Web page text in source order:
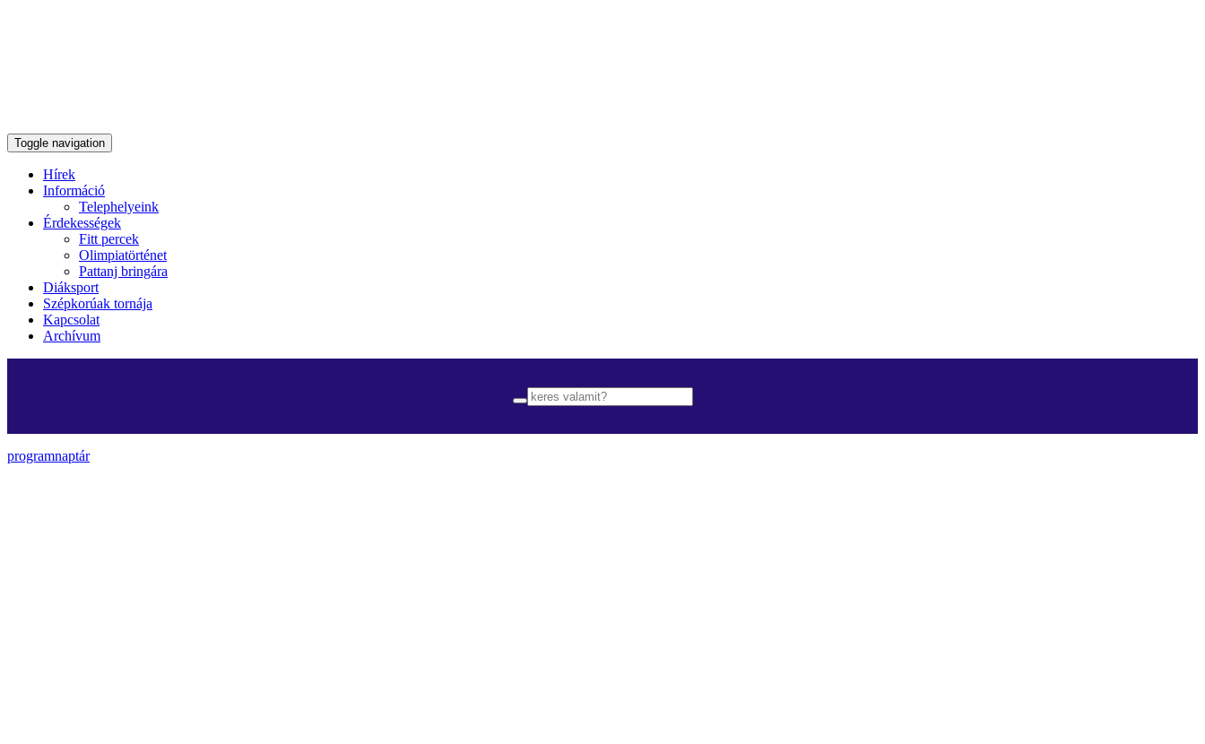
Toggle navigation
Hírek
Információ
Telephelyeink
Érdekességek
Fitt percek
Olimpiatörténet
Pattanj bringára
Diáksport
Szépkorúak tornája
Kapcsolat
Archívum
programnaptár